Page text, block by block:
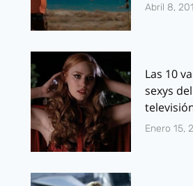
Abril 8,
Las 10
sexys
Enero 15,